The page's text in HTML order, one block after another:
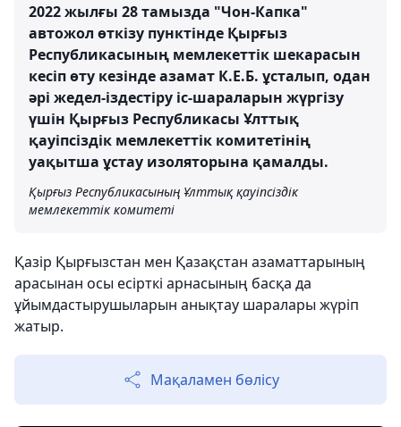
2022 жылғы 28 тамызда "Чон-Капка"
автожол өткізу пунктінде Қырғыз
Республикасының мемлекеттік шекарасын
кесіп өту кезінде азамат К.Е.Б. ұсталып, одан
әрі жедел-іздестіру іс-шараларын жүргізу
үшін Қырғыз Республикасы Ұлттық
қауіпсіздік мемлекеттік комитетінің
уақытша ұстау изоляторына қамалды.
Қырғыз Республикасының Ұлттық қауіпсіздік
мемлекеттік комитеті
Қазір Қырғызстан мен Қазақстан азаматтарының
арасынан осы есірткі арнасының басқа да
ұйымдастырушыларын анықтау шаралары жүріп
жатыр.
Мақаламен бөлісу